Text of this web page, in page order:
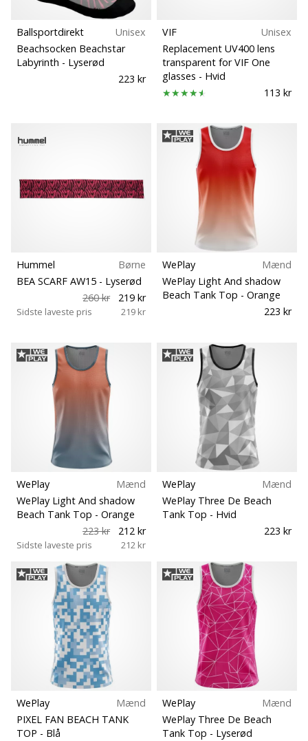
Ballsportdirekt
Unisex
Beachsocken Beachstar
Labyrinth - Lyserød
223 kr
VIF
Unisex
Replacement UV400 lens
transparent for VIF One
glasses - Hvid
113 kr
Hummel
Børne
BEA SCARF AW15 - Lyserød
260 kr
219 kr
Sidste laveste pris 219 kr
WePlay
Mænd
WePlay Light And shadow
Beach Tank Top - Orange
223 kr
WePlay
Mænd
WePlay Light And shadow
Beach Tank Top - Orange
223 kr
212 kr
Sidste laveste pris 212 kr
WePlay
Mænd
WePlay Three De Beach
Tank Top - Hvid
223 kr
WePlay
Mænd
PIXEL FAN BEACH TANK
TOP - Blå
WePlay
Mænd
WePlay Three De Beach
Tank Top - Lyserød